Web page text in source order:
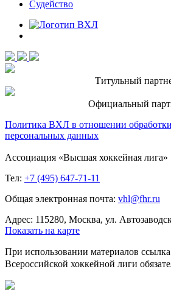
Судейство
Титульный
Официальный
Политика ВХЛ в отношении
персональных данных
Ассоциация «Высшая хоккейная лига»
Тел: +7 (495) 647-71-11
Общая электронная почта: vhl@fhr.ru
Адрес: 115280, Москва, ул.
Показать на карте
При использовании материалов
Всероссийской хоккейной лиги